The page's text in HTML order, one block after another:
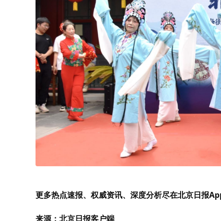
更多热点速报、权威资讯、深度分析尽在北京日报
来源：北京日报客户端